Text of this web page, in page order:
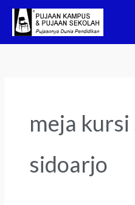
Skip
content
meja kursi
sidoarjo